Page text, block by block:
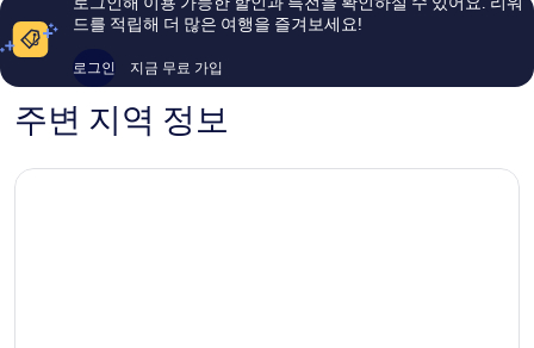
용
후
기
55
개
드를 적립해 더 많은 여행을 즐겨보세요!
로그인 지금 무료 가입
주변 지역 정보